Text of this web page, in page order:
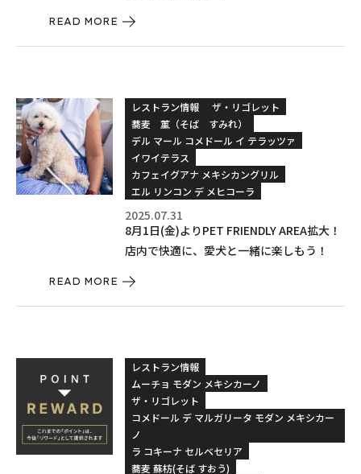
READ MORE
レストラン情報
ザ・リゴレット
蕎麦 菫（そば すみれ）
デル マール コメドール イ テラッツァ
イワイテラス
カフェイグアナ メキシカングリル
エル リンコン デ メヒコーラ
2025.07.31
8月1日(金)よりPET FRIENDLY AREA拡大！
店内で快適に、愛犬と一緒に楽しもう！
READ MORE
レストラン情報
ムーチョ モダン メキシカーノ
ザ・リゴレット
コメドール デ マルガリータ モダン メキシカー
ノ
ラ コキーナ セルベセリア
蕎麦 蘇枋(そば すおう)